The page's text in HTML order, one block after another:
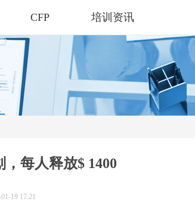
CFP 培训资讯
每人释放$ 1400
19 17:21